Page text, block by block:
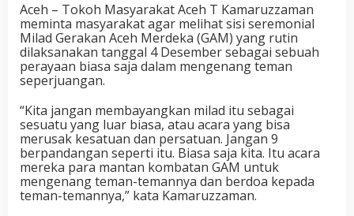
Aceh – Tokoh Masyarakat Aceh T Kamaruzzaman
meminta masyarakat agar melihat sisi seremonial
Milad Gerakan Aceh Merdeka (GAM) yang rutin
dilaksanakan tanggal 4 Desember sebagai sebuah
perayaan biasa saja dalam mengenang teman
seperjuangan.
“Kita jangan membayangkan milad itu sebagai
sesuatu yang luar biasa, atau acara yang bisa
merusak kesatuan dan persatuan. Jangan 9
berpandangan seperti itu. Biasa saja kita. Itu acara
mereka para mantan kombatan GAM untuk
mengenang teman-temannya dan berdoa kepada
teman-temannya,” kata Kamaruzzaman.